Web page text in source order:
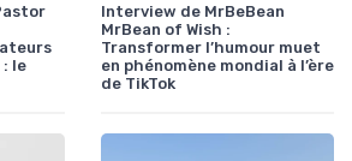
le
Interview de MrBeBean
MrBean of Wish :
Transformer l’humour muet
en phénomène mondial à l’ère
de TikTok